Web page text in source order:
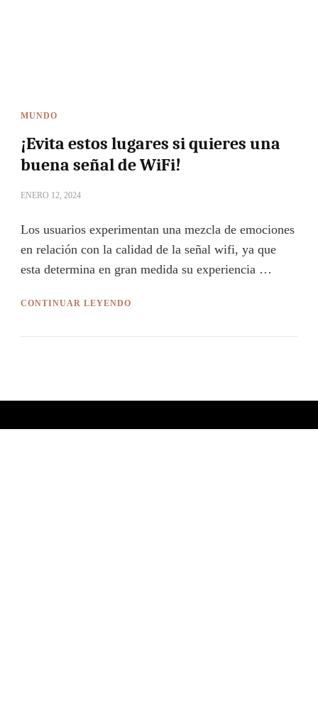
MUNDO
¡Evita estos lugares si quieres una
buena señal de WiFi!
ENERO 12, 2024
Los usuarios experimentan una mezcla de emociones
en relación con la calidad de la señal wifi, ya que
esta determina en gran medida su experiencia …
CONTINUAR LEYENDO